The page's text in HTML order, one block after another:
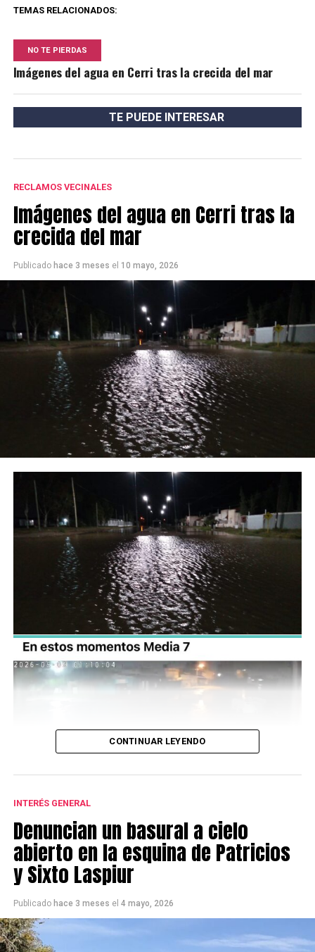
TEMAS RELACIONADOS:
NO TE PIERDAS
Imágenes del agua en Cerri tras la crecida del mar
TE PUEDE INTERESAR
RECLAMOS VECINALES
Imágenes del agua en Cerri tras la
crecida del mar
Publicado hace 3 meses el 10 mayo, 2026
Reproductor
de
vídeo
Media error: Format(s) not supported or
source(s) not found
Descargar archivo: https://wips.digital/wp-
content/uploads/2026/05/X2Twitter.com_ktnHcdcOQMrW89H6_640p.mp4?
_=3
CONTINUAR LEYENDO
INTERÉS GENERAL
Denuncian un basural a cielo
abierto en la esquina de Patricios
y Sixto Laspiur
Publicado hace 3 meses el 4 mayo, 2026